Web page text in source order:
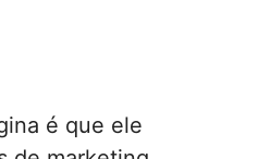
é que ele